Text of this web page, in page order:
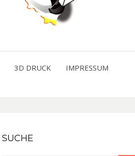
3D DRUCK
IMPRESSUM
SUCHE